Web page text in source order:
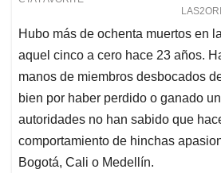
Hubo más de ochenta muertos en
aquel cinco a cero hace 23 años.
manos de miembros desbocados
bien por haber perdido o ganado
autoridades no han sabido que
comportamiento de hinchas
Bogotá, Cali o Medellín.